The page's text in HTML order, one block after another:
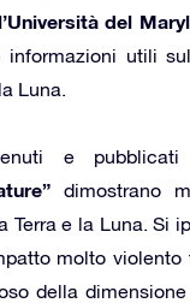
del
utili
Luna.
e pubblicati
dimostrano
Terra e la Luna. Si
molto violento
della